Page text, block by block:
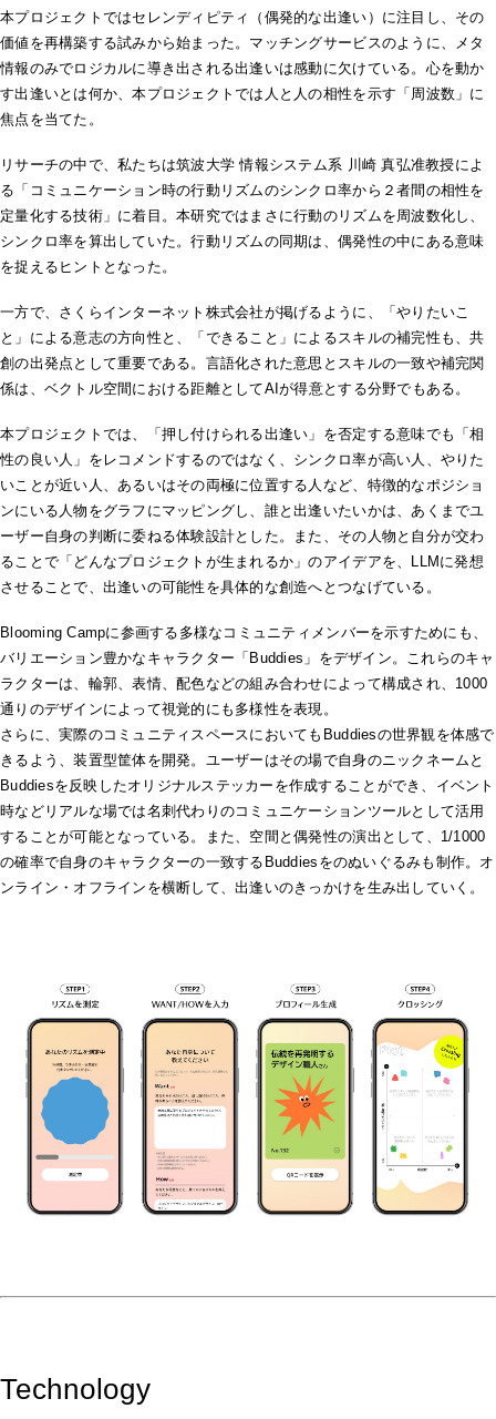
本プロジェクトではセレンディピティ（偶発的な出逢い）に注目し、その
価値を再構築する試みから始まった。マッチングサービスのように、メタ
情報のみでロジカルに導き出される出逢いは感動に欠けている。心を動か
す出逢いとは何か、本プロジェクトでは人と人の相性を示す「周波数」に
焦点を当てた。
リサーチの中で、私たちは筑波大学 情報システム系 川崎 真弘准教授によ
る「コミュニケーション時の行動リズムのシンクロ率から２者間の相性を
定量化する技術」に着目。本研究ではまさに行動のリズムを周波数化し、
シンクロ率を算出していた。行動リズムの同期は、偶発性の中にある意味
を捉えるヒントとなった。
一方で、さくらインターネット株式会社が掲げるように、「やりたいこ
と」による意志の方向性と、「できること」によるスキルの補完性も、共
創の出発点として重要である。言語化された意思とスキルの一致や補完関
係は、ベクトル空間における距離としてAIが得意とする分野でもある。
本プロジェクトでは、「押し付けられる出逢い」を否定する意味でも「相
性の良い人」をレコメンドするのではなく、シンクロ率が高い人、やりた
いことが近い人、あるいはその両極に位置する人など、特徴的なポジショ
ンにいる人物をグラフにマッピングし、誰と出逢いたいかは、あくまでユ
ーザー自身の判断に委ねる体験設計とした。また、その人物と自分が交わ
ることで「どんなプロジェクトが生まれるか」のアイデアを、LLMに発想
させることで、出逢いの可能性を具体的な創造へとつなげている。
Blooming Campに参画する多様なコミュニティメンバーを示すためにも、
バリエーション豊かなキャラクター「Buddies」をデザイン。これらのキャ
ラクターは、輪郭、表情、配色などの組み合わせによって構成され、1000
通りのデザインによって視覚的にも多様性を表現。
さらに、実際のコミュニティスペースにおいてもBuddiesの世界観を体感で
きるよう、装置型筐体を開発。ユーザーはその場で自身のニックネームと
Buddiesを反映したオリジナルステッカーを作成することができ、イベント
時などリアルな場では名刺代わりのコミュニケーションツールとして活用
することが可能となっている。また、空間と偶発性の演出として、1/1000
の確率で自身のキャラクターの一致するBuddiesをのぬいぐるみも制作。オ
ンライン・オフラインを横断して、出逢いのきっかけを生み出していく。
Technology